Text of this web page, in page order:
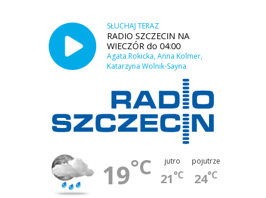
SŁUCHAJ TERAZ
RADIO SZCZECIN NA
WIECZÓR do 04:00
Agata Rokicka, Anna Kolmer,
Katarzyna Wolnik-Sayna
19°C jutro
21°C
pojutrze
24°C